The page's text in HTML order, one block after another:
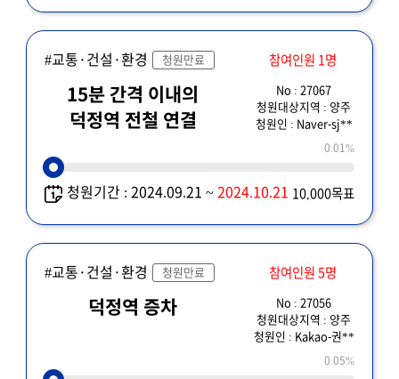
#교통·건설·환경 청원만료 참여인원 1명
15분 간격 이내의
덕정역 전철 연결
No : 27067
청원대상지역 : 양주
청원인 : Naver-sj**
0.01%
청원기간 : 2024.09.21 ~2024.10.21 10,000목표
#교통·건설·환경 청원만료 참여인원 5명
덕정역 증차
No : 27056
청원대상지역 : 양주
청원인 : Kakao-권**
0.05%